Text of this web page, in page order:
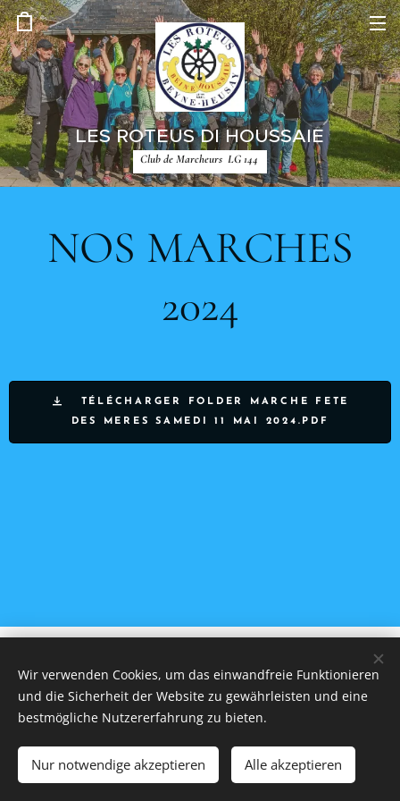
LES ROTEUS DI HOUSSAIE
Club de Marcheurs LG 144
NOS MARCHES
2024
TÉLÉCHARGER FOLDER MARCHE FETE
DES MERES SAMEDI 11 MAI 2024.PDF
© Droits réservés 2017
Dernière mise à jour le 13/11/2023
Sprachen
Français
Nederlands English Deutsch
Wir verwenden Cookies, um das einwandfreie Funktionieren
und die Sicherheit der Website zu gewährleisten und eine
bestmögliche Nutzererfahrung zu bieten.
Nur notwendige akzeptieren Alle akzeptieren